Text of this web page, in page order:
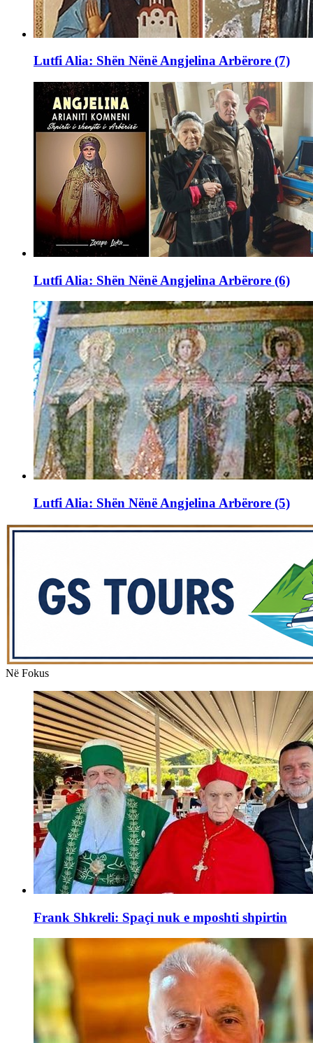
Lutfi Alia: Shën Nënë Angjelina Arbërore (7)
Lutfi Alia: Shën Nënë Angjelina Arbërore (6)
Lutfi Alia: Shën Nënë Angjelina Arbërore (5)
Në Fokus
Frank Shkreli: Spaçi nuk e mposhti shpirtin